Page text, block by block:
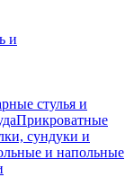
и
стулья и
Прикроватные
сундуки и
и напольные